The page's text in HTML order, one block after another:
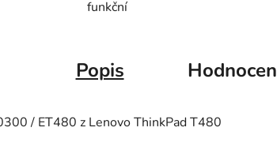
funkční
Popis
/ ET480 z Lenovo ThinkPad T480